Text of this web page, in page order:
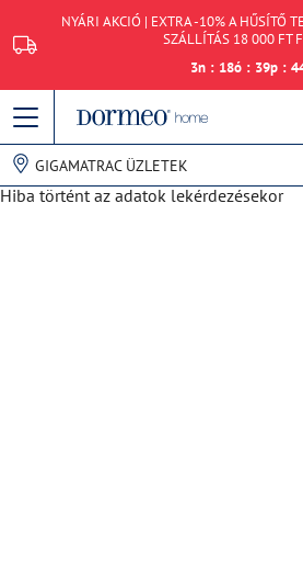
NYÁRI AKCIÓ | EXTRA -10% A HŰSÍTŐ
SZÁLLÍTÁS 18 000 FT
3n : 18ó : 39p :
GIGAMATRAC ÜZLETEK
Hiba történt az adatok lekérdezésekor